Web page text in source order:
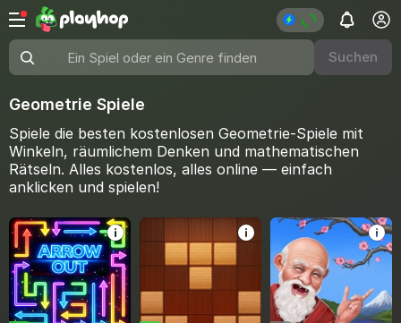
Ein Spiel oder ein Genre finden Suchen
Geometrie Spiele
Spiele die besten kostenlosen Geometrie-Spiele mit
Winkeln, räumlichem Denken und mathematischen
Rätseln. Alles kostenlos, alles online — einfach
anklicken und spielen!